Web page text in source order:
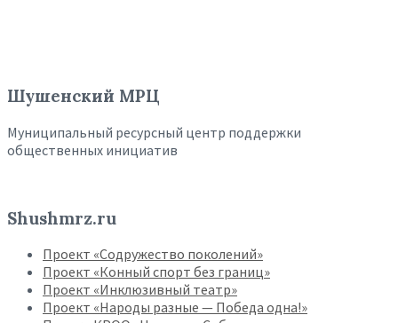
Шушенский МРЦ
Муниципальный ресурсный центр поддержки
общественных инициатив
Shushmrz.ru
Проект «Содружество поколений»
Проект «Конный спорт без границ»
Проект «Инклюзивный театр»
Проект «Народы разные — Победа одна!»